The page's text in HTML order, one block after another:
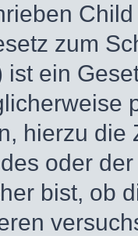
zum
ist ein
hierzu die
oder
bist, ob